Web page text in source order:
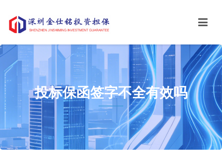
投标保函签字不全有效吗